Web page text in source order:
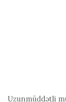
Uzunmüddətli